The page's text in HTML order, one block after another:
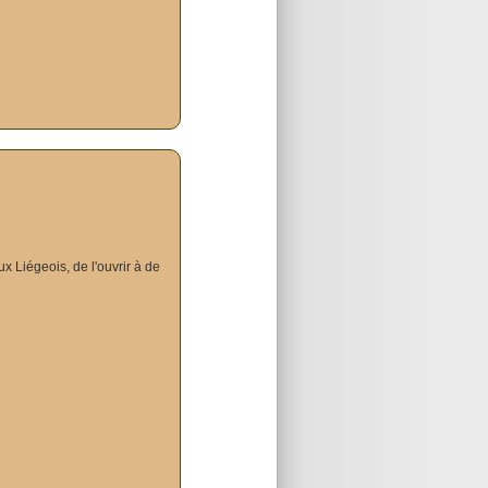
Liégeois, de l'ouvrir à de